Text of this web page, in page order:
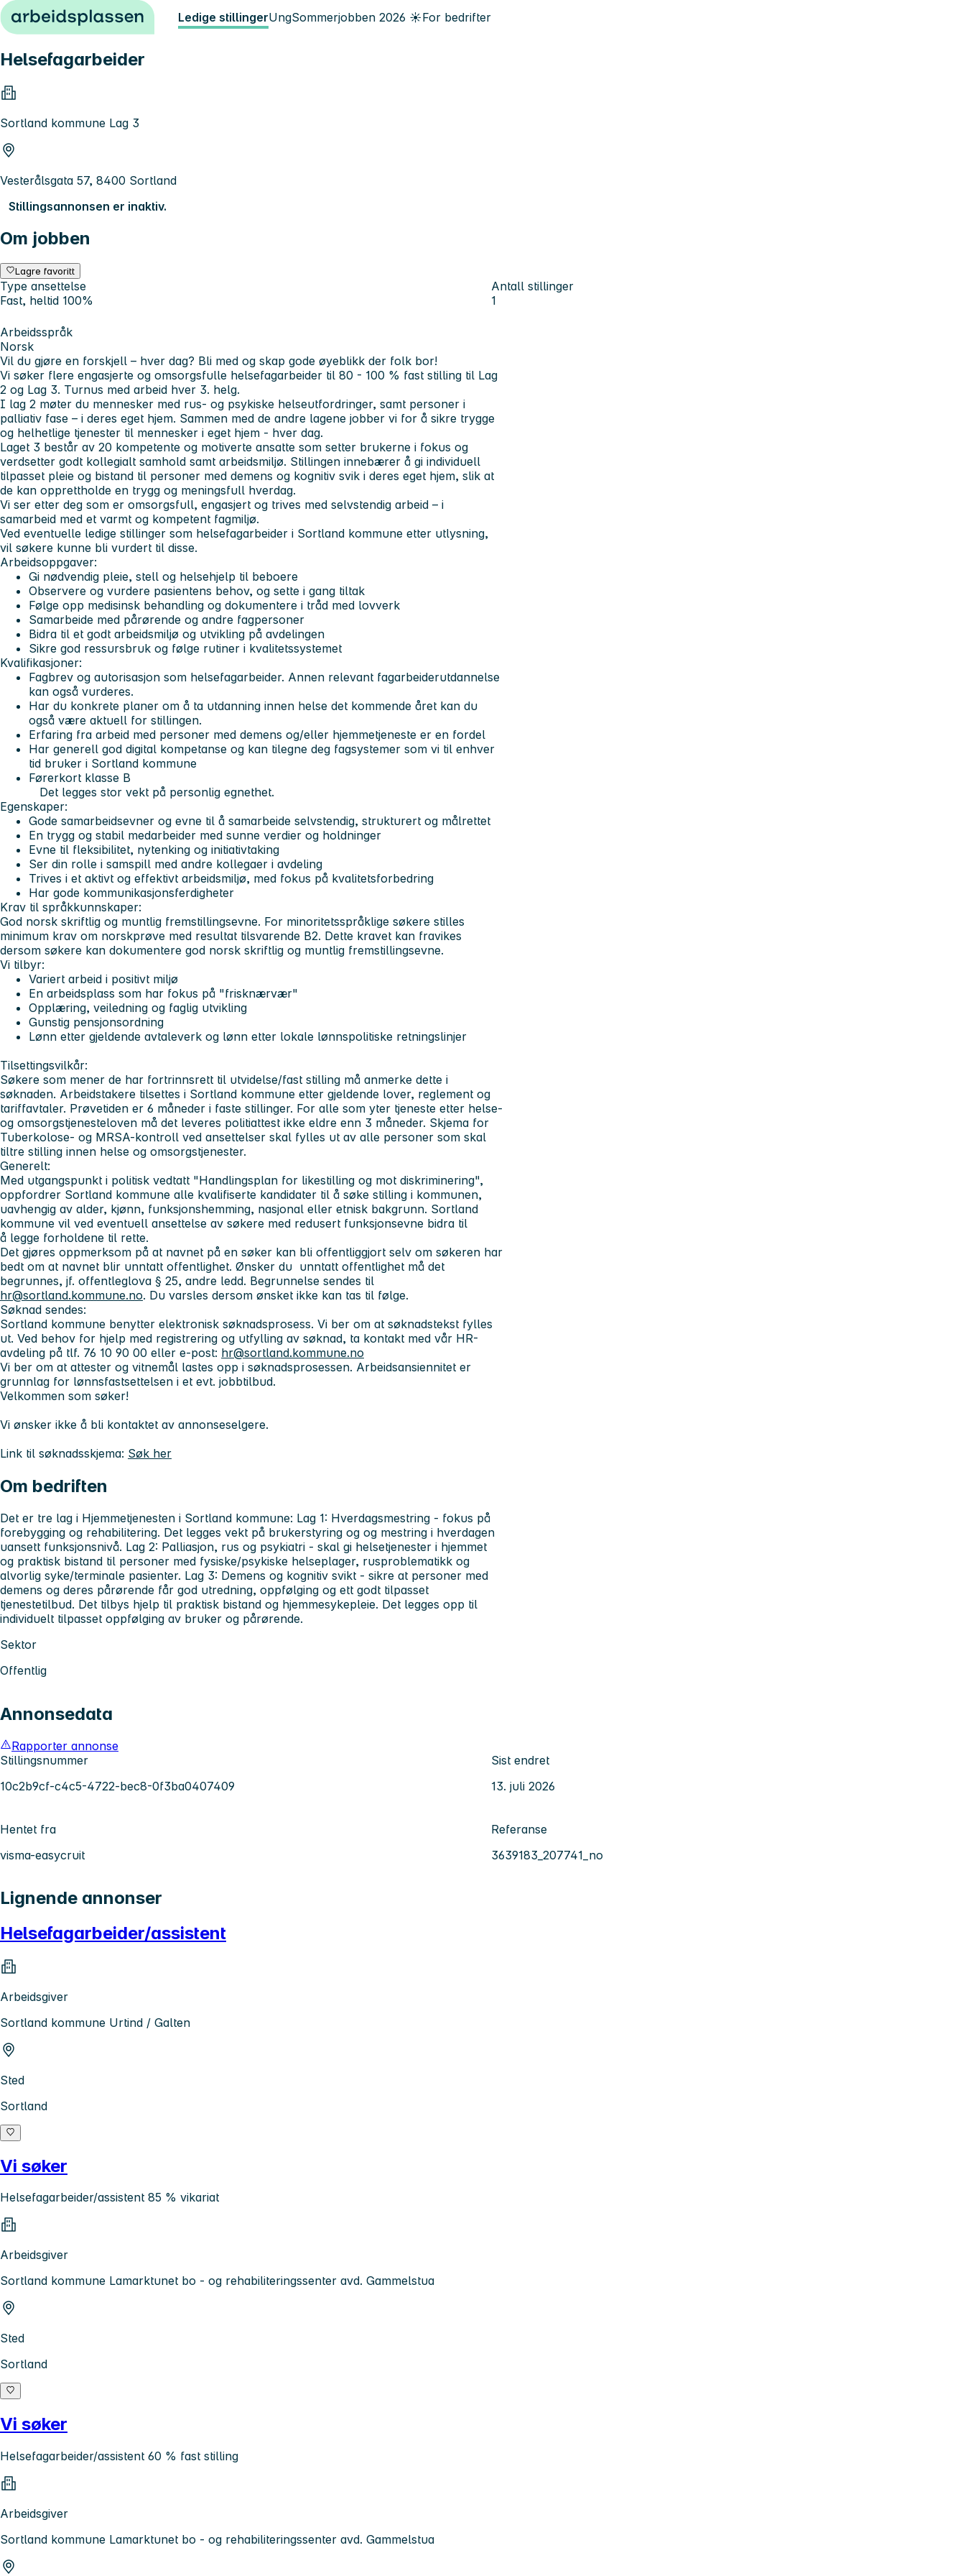
Hopp til innhold Ledige stillingerUngSommerjobben 2026 ☀️For bedrifter
Helsefagarbeider
Sortland kommune Lag 3
Vesterålsgata 57, 8400 Sortland
Stillingsannonsen er inaktiv.
Om jobben
Lagre favoritt
Type ansettelse
Fast, heltid 100%
Antall stillinger
1
Arbeidsspråk
Norsk
Vil du gjøre en forskjell – hver dag? Bli med og skap gode øyeblikk der folk bor!
Vi søker flere engasjerte og omsorgsfulle helsefagarbeider til 80 - 100 % fast stilling til Lag
2 og Lag 3. Turnus med arbeid hver 3. helg.
I lag 2 møter du mennesker med rus- og psykiske helseutfordringer, samt personer i
palliativ fase – i deres eget hjem. Sammen med de andre lagene jobber vi for å sikre trygge
og helhetlige tjenester til mennesker i eget hjem - hver dag.
Laget 3 består av 20 kompetente og motiverte ansatte som setter brukerne i fokus og
verdsetter godt kollegialt samhold samt arbeidsmiljø. Stillingen innebærer å gi individuell
tilpasset pleie og bistand til personer med demens og kognitiv svik i deres eget hjem, slik at
de kan opprettholde en trygg og meningsfull hverdag.
Vi ser etter deg som er omsorgsfull, engasjert og trives med selvstendig arbeid – i
samarbeid med et varmt og kompetent fagmiljø.
Ved eventuelle ledige stillinger som helsefagarbeider i Sortland kommune etter utlysning,
vil søkere kunne bli vurdert til disse.
Arbeidsoppgaver:
Gi nødvendig pleie, stell og helsehjelp til beboere
Observere og vurdere pasientens behov, og sette i gang tiltak
Følge opp medisinsk behandling og dokumentere i tråd med lovverk
Samarbeide med pårørende og andre fagpersoner
Bidra til et godt arbeidsmiljø og utvikling på avdelingen
Sikre god ressursbruk og følge rutiner i kvalitetssystemet
Kvalifikasjoner:
Fagbrev og autorisasjon som helsefagarbeider. Annen relevant fagarbeiderutdannelse
kan også vurderes.
Har du konkrete planer om å ta utdanning innen helse det kommende året kan du
også være aktuell for stillingen.
Erfaring fra arbeid med personer med demens og/eller hjemmetjeneste er en fordel
Har generell god digital kompetanse og kan tilegne deg fagsystemer som vi til enhver
tid bruker i Sortland kommune
Førerkort klasse B
Det legges stor vekt på personlig egnethet.
Egenskaper:
Gode samarbeidsevner og evne til å samarbeide selvstendig, strukturert og målrettet
En trygg og stabil medarbeider med sunne verdier og holdninger
Evne til fleksibilitet, nytenking og initiativtaking
Ser din rolle i samspill med andre kollegaer i avdeling
Trives i et aktivt og effektivt arbeidsmiljø, med fokus på kvalitetsforbedring
Har gode kommunikasjonsferdigheter
Krav til språkkunnskaper:
God norsk skriftlig og muntlig fremstillingsevne. For minoritetsspråklige søkere stilles
minimum krav om norskprøve med resultat tilsvarende B2. Dette kravet kan fravikes
dersom søkere kan dokumentere god norsk skriftlig og muntlig fremstillingsevne.
Vi tilbyr:
Variert arbeid i positivt miljø
En arbeidsplass som har fokus på "frisknærvær"
Opplæring, veiledning og faglig utvikling
Gunstig pensjonsordning
Lønn etter gjeldende avtaleverk og lønn etter lokale lønnspolitiske retningslinjer
Tilsettingsvilkår:
Søkere som mener de har fortrinnsrett til utvidelse/fast stilling må anmerke dette i
søknaden. Arbeidstakere tilsettes i Sortland kommune etter gjeldende lover, reglement og
tariffavtaler. Prøvetiden er 6 måneder i faste stillinger. For alle som yter tjeneste etter helse-
og omsorgstjenesteloven må det leveres politiattest ikke eldre enn 3 måneder. Skjema for
Tuberkolose- og MRSA-kontroll ved ansettelser skal fylles ut av alle personer som skal
tiltre stilling innen helse og omsorgstjenester.
Generelt:
Med utgangspunkt i politisk vedtatt "Handlingsplan for likestilling og mot diskriminering",
oppfordrer Sortland kommune alle kvalifiserte kandidater til å søke stilling i kommunen,
uavhengig av alder, kjønn, funksjonshemming, nasjonal eller etnisk bakgrunn. Sortland
kommune vil ved eventuell ansettelse av søkere med redusert funksjonsevne bidra til
å legge forholdene til rette.
Det gjøres oppmerksom på at navnet på en søker kan bli offentliggjort selv om søkeren har
bedt om at navnet blir unntatt offentlighet. Ønsker du unntatt offentlighet må det
begrunnes, jf. offentleglova § 25, andre ledd. Begrunnelse sendes til
hr@sortland.kommune.no. Du varsles dersom ønsket ikke kan tas til følge.
Søknad sendes:
Sortland kommune benytter elektronisk søknadsprosess. Vi ber om at søknadstekst fylles
ut. Ved behov for hjelp med registrering og utfylling av søknad, ta kontakt med vår HR-
avdeling på tlf. 76 10 90 00 eller e-post: hr@sortland.kommune.no
Vi ber om at attester og vitnemål lastes opp i søknadsprosessen. Arbeidsansiennitet er
grunnlag for lønnsfastsettelsen i et evt. jobbtilbud.
Velkommen som søker!
Vi ønsker ikke å bli kontaktet av annonseselgere.
Link til søknadsskjema: Søk her
Om bedriften
Det er tre lag i Hjemmetjenesten i Sortland kommune: Lag 1: Hverdagsmestring - fokus på
forebygging og rehabilitering. Det legges vekt på brukerstyring og og mestring i hverdagen
uansett funksjonsnivå. Lag 2: Palliasjon, rus og psykiatri - skal gi helsetjenester i hjemmet
og praktisk bistand til personer med fysiske/psykiske helseplager, rusproblematikk og
alvorlig syke/terminale pasienter. Lag 3: Demens og kognitiv svikt - sikre at personer med
demens og deres pårørende får god utredning, oppfølging og ett godt tilpasset
tjenestetilbud. Det tilbys hjelp til praktisk bistand og hjemmesykepleie. Det legges opp til
individuelt tilpasset oppfølging av bruker og pårørende.
Sektor
Offentlig
Annonsedata
Rapporter annonse
Stillingsnummer
10c2b9cf-c4c5-4722-bec8-0f3ba0407409
Sist endret
13. juli 2026
Hentet fra
visma-easycruit
Referanse
3639183_207741_no
Lignende annonser
Helsefagarbeider/assistent
Arbeidsgiver
Sortland kommune Urtind / Galten
Sted
Sortland
Vi søker
Helsefagarbeider/assistent 85 % vikariat
Arbeidsgiver
Sortland kommune Lamarktunet bo - og rehabiliteringssenter avd. Gammelstua
Sted
Sortland
Vi søker
Helsefagarbeider/assistent 60 % fast stilling
Arbeidsgiver
Sortland kommune Lamarktunet bo - og rehabiliteringssenter avd. Gammelstua